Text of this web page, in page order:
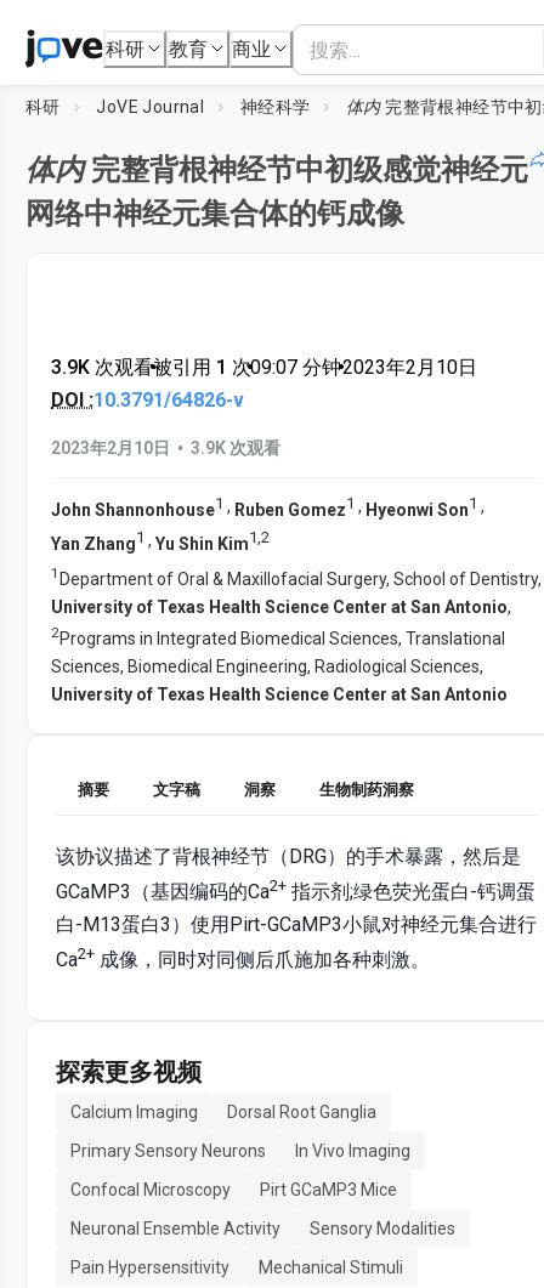
科研 教育 商业
科研 JoVE Journal 神经科学 体内完整背根神经节中初级感觉神经元网络中神经元集合体
体内完整背根神经节中初级感觉神经元
网络中神经元集合体的钙成像
3.9K 次观看•被引用 1 次•09:07 分钟•2023年2月10日
DOI :10.3791/64826-v
2023年2月10日 • 3.9K 次观看
John Shannonhouse1 , Ruben Gomez1 , Hyeonwi Son1 ,
Yan Zhang1 , Yu Shin Kim1 2
1 Department of Oral & Maxillofacial Surgery, School of Dentistry,
University of Texas Health Science Center at San Antonio,
2Programs in Integrated Biomedical Sciences, Translational
Sciences, Biomedical Engineering, Radiological Sciences,
University of Texas Health Science Center at San Antonio
摘要 文字稿 洞察 生物制药洞察
该协议描述了背根神经节（DRG）的手术暴露，然后是
GCaMP3（基因编码的Ca2+ 指示剂;绿色荧光蛋白-钙调蛋
白-M13蛋白3）使用Pirt-GCaMP3小鼠对神经元集合进行
Ca2+ 成像，同时对同侧后爪施加各种刺激。
探索更多视频
Calcium Imaging
Dorsal Root Ganglia
Primary Sensory Neurons
In Vivo Imaging
Confocal Microscopy
Pirt GCaMP3 Mice
Neuronal Ensemble Activity
Sensory Modalities
Pain Hypersensitivity
Mechanical Stimuli